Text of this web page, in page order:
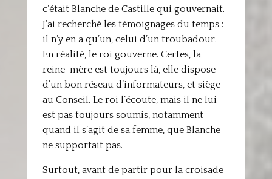
c’était Blanche de Castille qui gouvernait.
J’ai recherché les témoignages du temps :
il n’y en a qu’un, celui d’un troubadour.
En réalité, le roi gouverne. Certes, la
reine-mère est toujours là, elle dispose
d’un bon réseau d’informateurs, et siège
au Conseil. Le roi l’écoute, mais il ne lui
est pas toujours soumis, notamment
quand il s’agit de sa femme, que Blanche
ne supportait pas.
Surtout, avant de partir pour la croisade